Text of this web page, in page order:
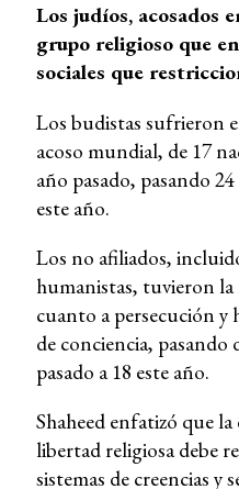
Los judíos, acosados
grupo religioso que
sociales que
Los budistas sufrieron
acoso mundial, de 17
año pasado, pasando
este año.
Los no afiliados,
humanistas, tuvieron
cuanto a persecución y
de conciencia, pasando
pasado a 18 este año.
Shaheed enfatizó que
libertad religiosa debe
sistemas de creencias y